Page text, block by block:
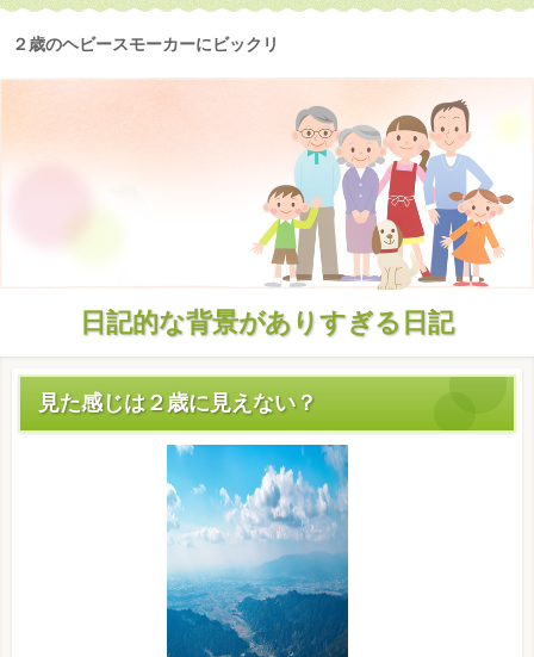
２歳のヘビースモーカーにビックリ
日記的な背景がありすぎる日記
見た感じは２歳に見えない？